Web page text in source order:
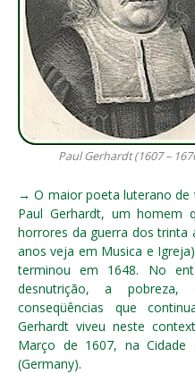
Paul Gerhardt (1607 –
→ O maior poeta luterano de
Paul Gerhardt, um homem
horrores da guerra dos trinta
anos veja em Musica e
terminou em 1648. No
desnutrição, a
conseqüências que
Gerhardt viveu neste
Março de 1607, na Cidade
(Germany).